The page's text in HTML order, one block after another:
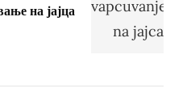
на јајца